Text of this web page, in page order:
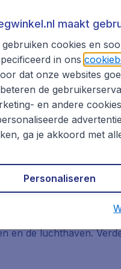
van Bordeaux. De
staat bekend om
stad om te ontdekken.
voorzieningen voor
aanbod aan winkels
en genieten van de
en de luchthaven.
maakt
gebruiken cookies en
in ons
dat onze websites
de
en andere
ga je akkoord met
Personaliseren